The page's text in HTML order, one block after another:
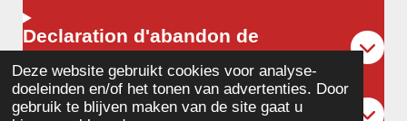
Deze website gebruikt cookies voor analyse-
doeleinden en/of het tonen van advertenties. Door
gebruik te blijven maken van de site gaat u
Declaration d'abandon de
recours et de renonciation
Waiver